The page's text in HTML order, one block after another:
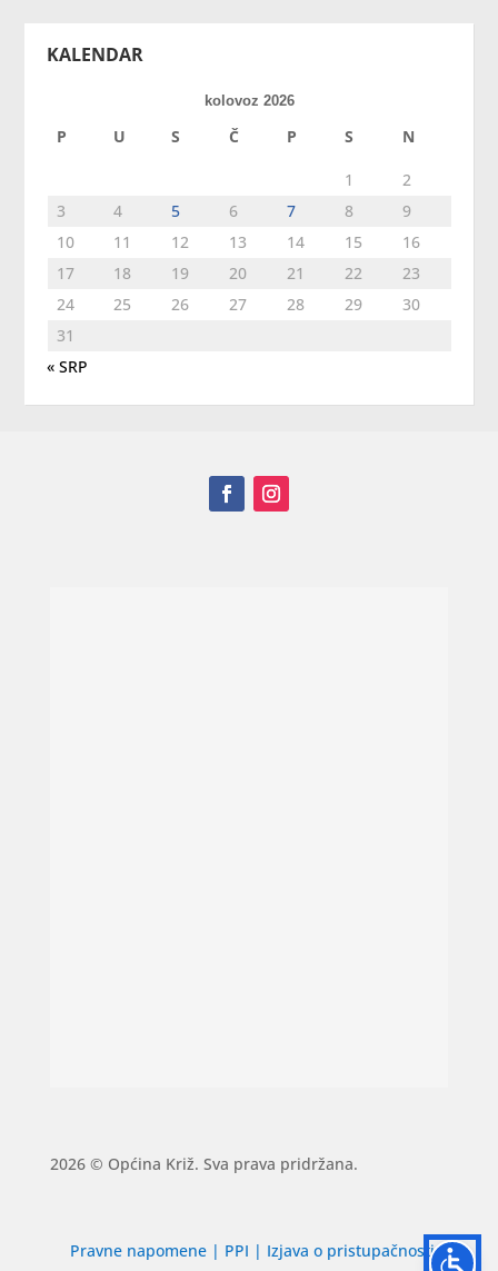
KALENDAR
kolovoz 2026
P U S Č P S N
1
2
3
4 5 6 7 8
9
10
11 12 13 14 15
16
17
18 19 20 21 22
23
24
25 26 27 28 29
30
31
« SRP
2026 © Općina Križ. Sva prava pridržana.
Pravne napomene | PPI | Izjava o pristupačnosti|